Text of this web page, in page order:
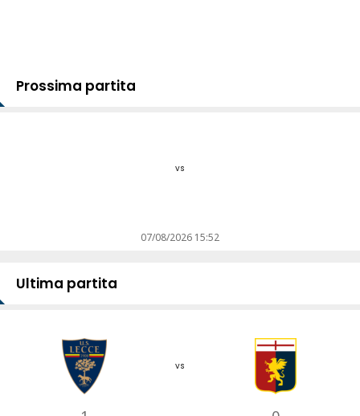
Prossima partita
vs
07/08/2026 15:52
Ultima partita
vs